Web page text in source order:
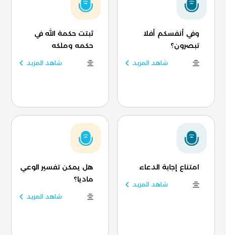
وفي أنفسكم أفلا
تبصرون؟
شاهد المزيد
ثبتت حكمة الله في
حكمه وملكه
شاهد المزيد
امتناع إجابة الدعاء
شاهد المزيد
هل يمكن تفسير الوعي
ماديا؟
شاهد المزيد